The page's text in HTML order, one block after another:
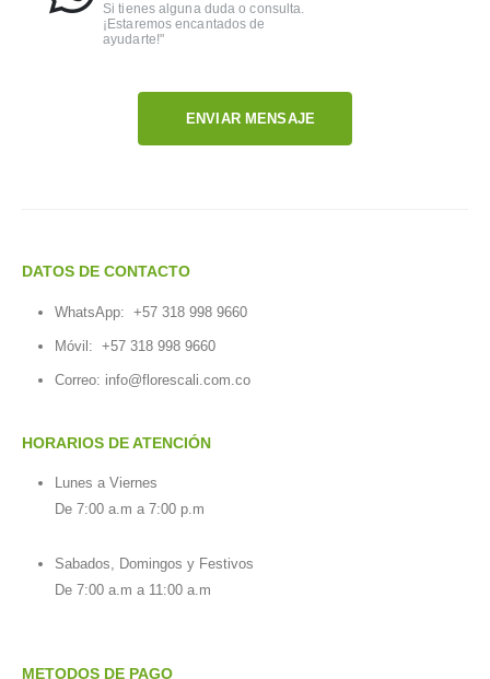
Si tienes alguna duda o consulta.
¡Estaremos encantados de
ayudarte!"
ENVIAR MENSAJE
DATOS DE CONTACTO
WhatsApp: +57 318 998 9660
Móvil: +57 318 998 9660
Correo: info@florescali.com.co
HORARIOS DE ATENCIÓN
Lunes a Viernes
De 7:00 a.m a 7:00 p.m
Sabados, Domingos y Festivos
De 7:00 a.m a 11:00 a.m
METODOS DE PAGO